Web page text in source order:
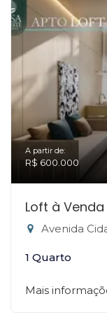
A partir de:
R$ 600.000
Loft à
Avenida Cidade
1 Quarto
Mais